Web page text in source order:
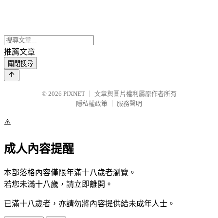
推薦文章
關閉搜尋
© 2026 PIXNET
文章與圖片權利屬原作者所有
隱私權政策
服務聲明
⚠️
成人內容提醒
本部落格內容僅限年滿十八歲者瀏覽。
若您未滿十八歲，請立即離開。
已滿十八歲者，亦請勿將內容提供給未成年人士。